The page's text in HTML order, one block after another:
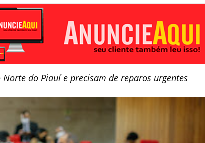
do Piauí e precisam de reparos urgentes